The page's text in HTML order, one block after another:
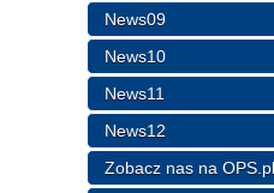
News09
News10
News11
News12
Zobacz nas na OPS.pl